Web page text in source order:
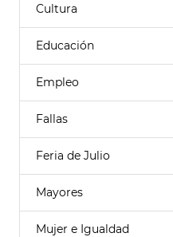
Cultura
Educación
Empleo
Fallas
Feria de Julio
Mayores
Mujer e Igualdad